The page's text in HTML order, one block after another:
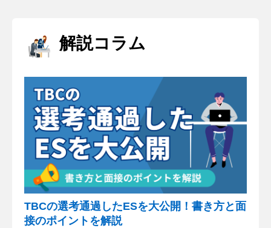
入れたことはサークルでの活動だ。チーフとして力
を入れ、課題を解決してきた。 特定の人が多くの仕
解説コラム
TBCの選考通過したESを大公開！書き方と面
接のポイントを解説